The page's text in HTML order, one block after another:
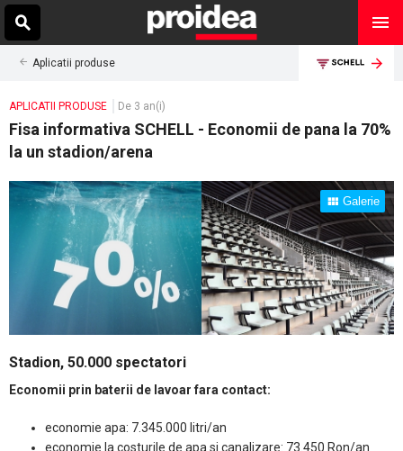
Aplicatii produse
APLICATII PRODUSE De 3 an(i)
Fisa informativa SCHELL - Economii de pana la 70%
la un stadion/arena
Galerie
Stadion, 50.000 spectatori
Economii prin baterii de lavoar fara contact:
economie apa: 7.345.000 litri/an
economie la costurile de apa si canalizare: 73.450 Ron/an